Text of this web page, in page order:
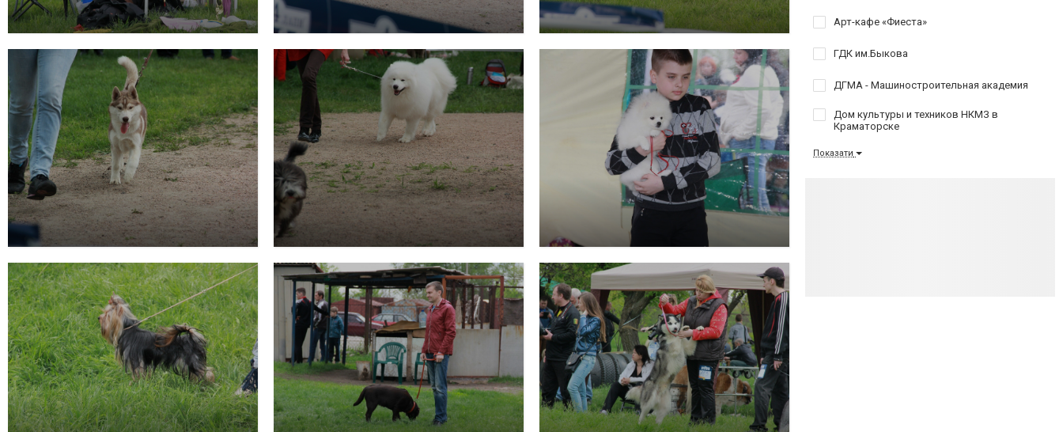
Арт-кафе «Фиеста»
ГДК им.Быкова
ДГМА - Машиностроительная академия
Дом культуры и техников НКМЗ в
Краматорске
Показати